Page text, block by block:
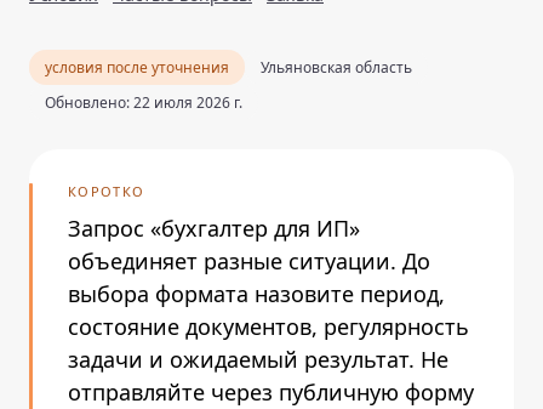
условия после уточнения
Ульяновская область
Обновлено: 22 июля 2026 г.
КОРОТКО
Запрос «бухгалтер для ИП»
объединяет разные ситуации. До
выбора формата назовите период,
состояние документов, регулярность
задачи и ожидаемый результат. Не
отправляйте через публичную форму